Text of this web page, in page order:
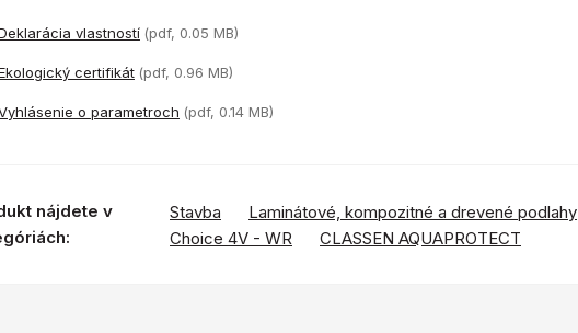
vlastností (pdf, 0.05 MB)
certifikát (pdf, 0.96 MB)
o parametroch (pdf, 0.14 MB)
nájdete v
Stavba Laminátové, kompozitné a drevené podlahy
Choice 4V - WR
CLASSEN AQUAPROTECT